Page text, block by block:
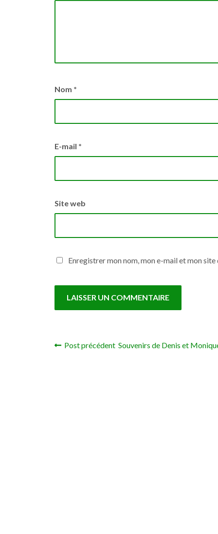
Nom *
E-mail *
Site web
Enregistrer mon nom, mon e-mail et mon
Navigation de l’article
Post précédent Souvenirs de Denis et